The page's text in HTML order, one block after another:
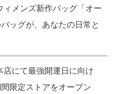
メンズ新作バッグ「オー
ッグが、あなたの日常と
にて最強開運日に向け
限定ストアをオープン